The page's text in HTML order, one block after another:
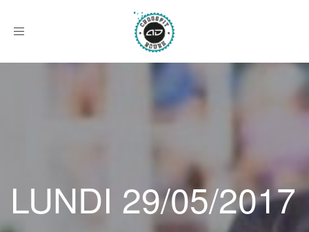
Afficher
LUNDI 29/05/2017